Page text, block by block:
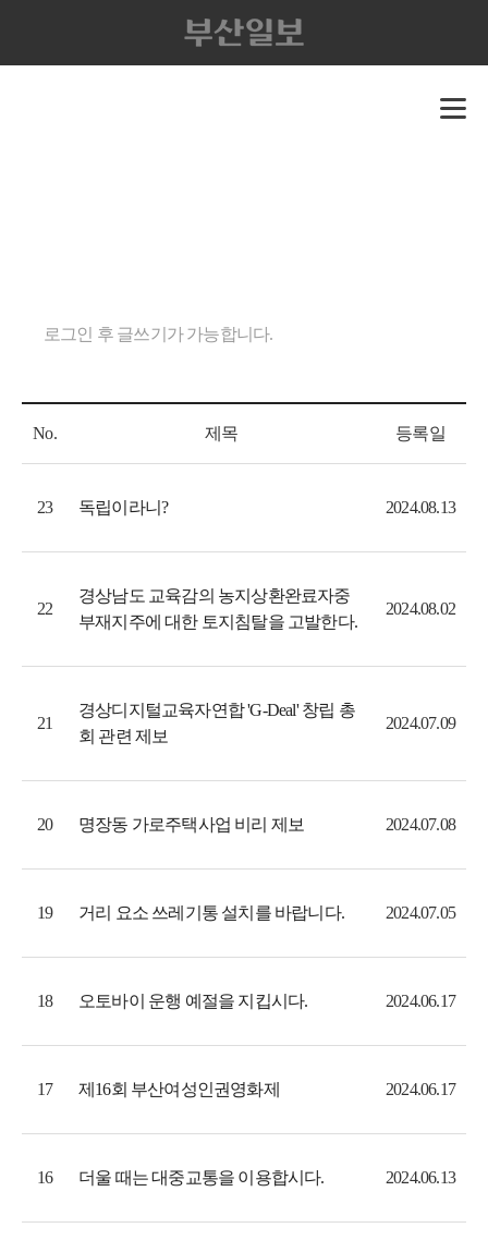
로그인 후 글쓰기가 가능합니다.
No. 제목 등록일
23 독립이라니? 2024.08.13
22
경상남도 교육감의 농지상환완료자중
부재지주에 대한 토지침탈을 고발한다.
2024.08.02
21
경상디지털교육자연합 'G-Deal' 창립 총
회 관련 제보
2024.07.09
20 명장동 가로주택사업 비리 제보 2024.07.08
19 거리 요소 쓰레기통 설치를 바랍니다. 2024.07.05
18 오토바이 운행 예절을 지킵시다. 2024.06.17
17 제16회 부산여성인권영화제 2024.06.17
16 더울 때는 대중교통을 이용합시다. 2024.06.13